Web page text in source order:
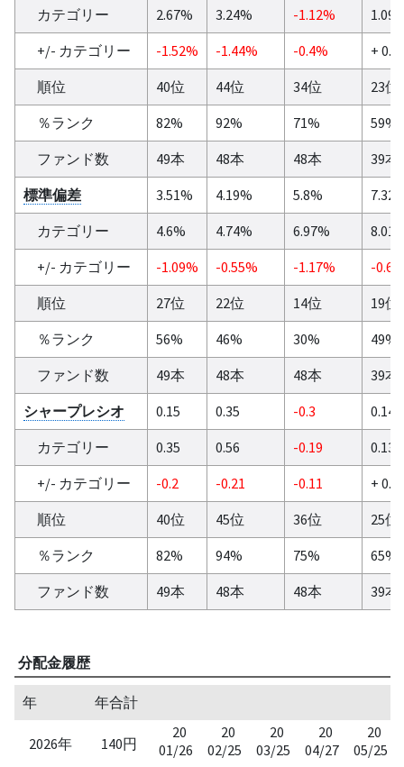
カテゴリー
2.67% 3.24% -1.12%
+/- カテゴリー
-1.52% -1.44% -0.4%
+
順位
40位 44位 34位
23位
％ランク
82% 92% 71%
59%
ファンド数
49本 48本 48本
39本
標準偏差
3.51% 4.19% 5.8%
カテゴリー
4.6% 4.74% 6.97%
+/- カテゴリー
-1.09% -0.55% -1.17%
-
順位
27位 22位 14位
19位
％ランク
56% 46% 30%
49%
ファンド数
49本 48本 48本
39本
シャープレシオ
0.15 0.35 -0.3
0.14
カテゴリー
0.35 0.56 -0.19
0.13
+/- カテゴリー
-0.2 -0.21 -0.11
+
順位
40位 45位 36位
25位
％ランク
82% 94% 75%
65%
ファンド数
49本 48本 48本 39本
分配金履歴
年 年合計
2026年 140円
20
01/26
20
02/25
20
03/25
20
04/27
20
05/25